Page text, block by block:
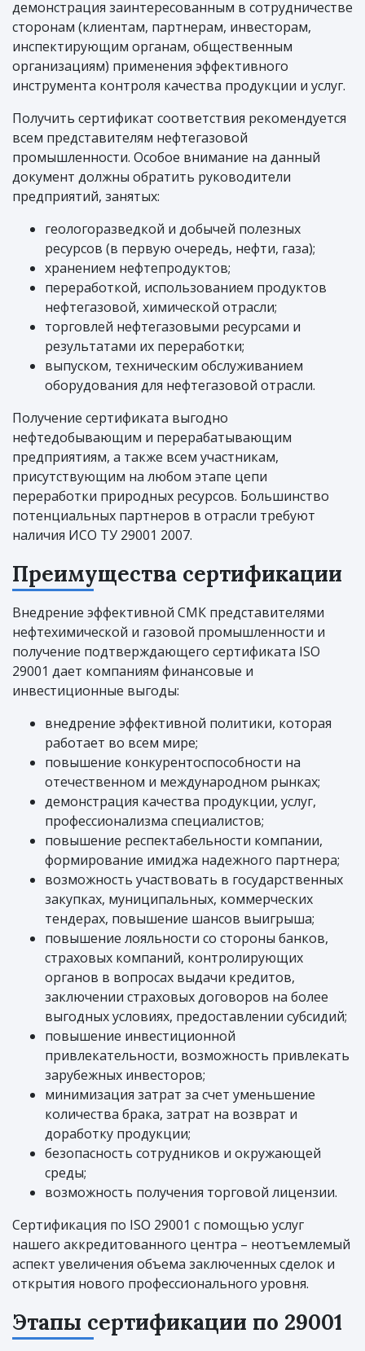
демонстрация заинтересованным в сотрудничестве
сторонам (клиентам, партнерам, инвесторам,
инспектирующим органам, общественным
организациям) применения эффективного
инструмента контроля качества продукции и услуг.
Получить сертификат соответствия рекомендуется
всем представителям нефтегазовой
промышленности. Особое внимание на данный
документ должны обратить руководители
предприятий, занятых:
геологоразведкой и добычей полезных
ресурсов (в первую очередь, нефти, газа);
хранением нефтепродуктов;
переработкой, использованием продуктов
нефтегазовой, химической отрасли;
торговлей нефтегазовыми ресурсами и
результатами их переработки;
выпуском, техническим обслуживанием
оборудования для нефтегазовой отрасли.
Получение сертификата выгодно
нефтедобывающим и перерабатывающим
предприятиям, а также всем участникам,
присутствующим на любом этапе цепи
переработки природных ресурсов. Большинство
потенциальных партнеров в отрасли требуют
наличия ИСО ТУ 29001 2007.
Преимущества сертификации
Внедрение эффективной СМК представителями
нефтехимической и газовой промышленности и
получение подтверждающего сертификата ISO
29001 дает компаниям финансовые и
инвестиционные выгоды:
внедрение эффективной политики, которая
работает во всем мире;
повышение конкурентоспособности на
отечественном и международном рынках;
демонстрация качества продукции, услуг,
профессионализма специалистов;
повышение респектабельности компании,
формирование имиджа надежного партнера;
возможность участвовать в государственных
закупках, муниципальных, коммерческих
тендерах, повышение шансов выигрыша;
повышение лояльности со стороны банков,
страховых компаний, контролирующих
органов в вопросах выдачи кредитов,
заключении страховых договоров на более
выгодных условиях, предоставлении субсидий;
повышение инвестиционной
привлекательности, возможность привлекать
зарубежных инвесторов;
минимизация затрат за счет уменьшение
количества брака, затрат на возврат и
доработку продукции;
безопасность сотрудников и окружающей
среды;
возможность получения торговой лицензии.
Сертификация по ISO 29001 с помощью услуг
нашего аккредитованного центра – неотъемлемый
аспект увеличения объема заключенных сделок и
открытия нового профессионального уровня.
Этапы сертификации по 29001